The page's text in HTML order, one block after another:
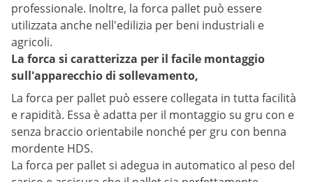
professionale. Inoltre, la forca pallet può essere
utilizzata anche nell'edilizia per beni industriali e
agricoli.
La forca si caratterizza per il facile montaggio
sull'apparecchio di sollevamento,
La forca per pallet può essere collegata in tutta facilità
e rapidità. Essa è adatta per il montaggio su gru con e
senza braccio orientabile nonché per gru con benna
mordente HDS.
La forca per pallet si adegua in automatico al peso del